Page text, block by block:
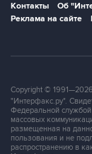
Контакты Об
Реклама на сайте
Copyright ©
"Интерфакс.ру".
Федеральной
массовых
размещенная на
пользования и не
распространению в